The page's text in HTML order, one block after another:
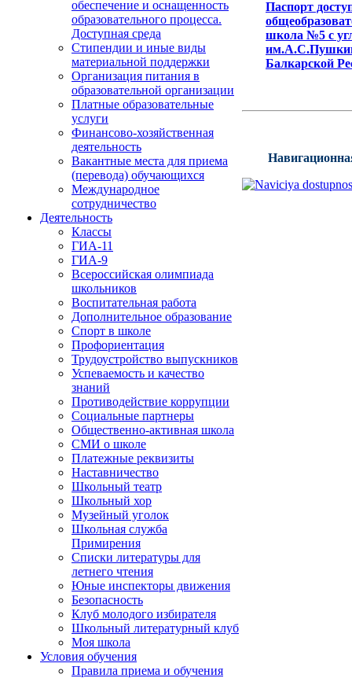
обеспечение и оснащенность
образовательного процесса.
Доступная среда
Стипендии и иные виды
материальной поддержки
Организация питания в
образовательной организации
Платные образовательные
услуги
Финансово-хозяйственная
деятельность
Вакантные места для приема
(перевода) обучающихся
Международное
сотрудничество
Деятельность
Классы
ГИА-11
ГИА-9
Всероссийская олимпиада
школьников
Воспитательная работа
Дополнительное образование
Спорт в школе
Профориентация
Трудоустройство выпускников
Успеваемость и качество
знаний
Противодействие коррупции
Социальные партнеры
Общественно-активная школа
СМИ о школе
Платежные реквизиты
Наставничество
Школьный театр
Школьный хор
Музейный уголок
Школьная служба
Примирения
Списки литературы для
летнего чтения
Юные инспекторы движения
Безопасность
Клуб молодого избирателя
Школьный литературный клуб
Моя школа
Условия обучения
Правила приема и обучения
Паспорт
школа №5 с
Балкарской